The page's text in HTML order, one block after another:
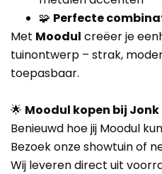
🧩 Perfecte
Met Moodul creëer je
tuinontwerp – strak,
toepasbaar.
🌟 Moodul kopen bij
Benieuwd hoe jij Moodul
Bezoek onze showtuin of
Wij leveren direct uit